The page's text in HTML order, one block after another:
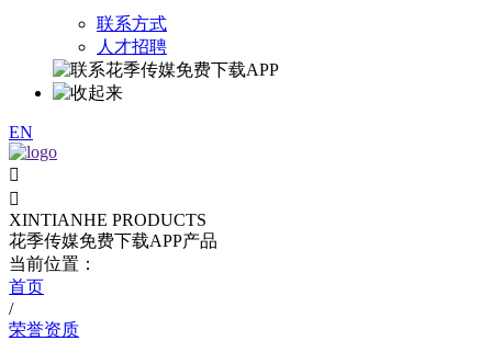
联系方式
人才招聘
EN


XINTIANHE PRODUCTS
花季传媒免费下载APP产品
当前位置：
首页
/
荣誉资质